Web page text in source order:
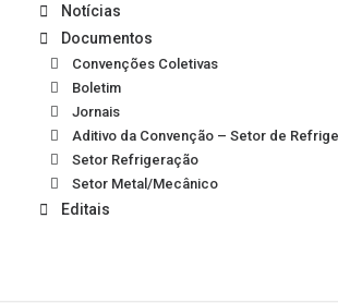
Notícias
Documentos
Convenções Coletivas
Boletim
Jornais
Aditivo da Convenção – Setor de
Setor Refrigeração
Setor Metal/Mecânico
Editais